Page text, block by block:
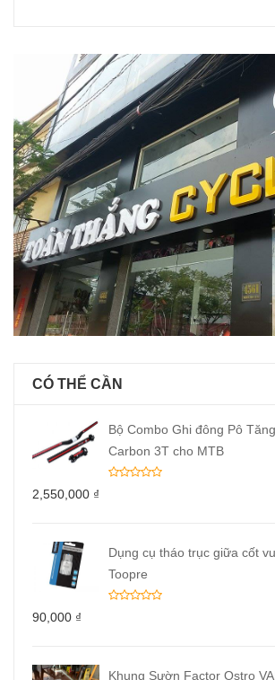
CÓ THỂ CẦN
Bộ Combo Ghi đông Pô
Carbon 3T cho MTB
2,550,000 ₫
Dụng cụ tháo trục giữa cốt
Toopre
90,000 ₫
Khung Sườn Factor Ostro